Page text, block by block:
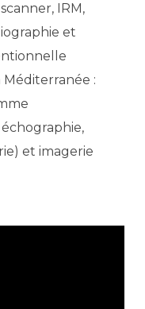
IRM,
et
:
et imagerie